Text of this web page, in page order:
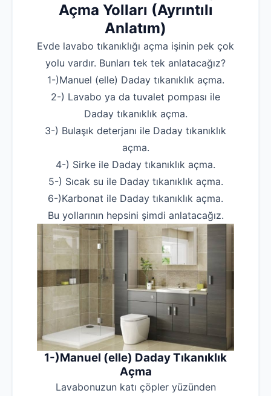
Açma Yolları (Ayrıntılı
Anlatım)
Evde lavabo tıkanıklığı açma işinin pek çok
yolu vardır. Bunları tek tek anlatacağız?
1-)Manuel (elle) Daday tıkanıklık açma.
2-) Lavabo ya da tuvalet pompası ile
Daday tıkanıklık açma.
3-) Bulaşık deterjanı ile Daday tıkanıklık
açma.
4-) Sirke ile Daday tıkanıklık açma.
5-) Sıcak su ile Daday tıkanıklık açma.
6-)Karbonat ile Daday tıkanıklık açma.
Bu yollarının hepsini şimdi anlatacağız.
1-)Manuel (elle) Daday Tıkanıklık
Açma
Lavabonuzun katı çöpler yüzünden